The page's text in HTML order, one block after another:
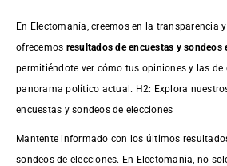
En Electomanía, creemos en la transparencia
ofrecemos resultados deencuestas y sondeos
permitiéndote ver cómo tus opiniones y las de
panorama político actual. H2: Explora
encuestas y sondeos de elecciones
Mantente informado con los últimos
sondeos de elecciones. En Electomania, no